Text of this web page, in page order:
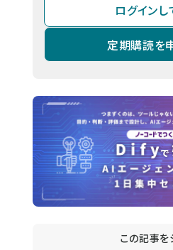
ログイン
定期購読を
この記事を